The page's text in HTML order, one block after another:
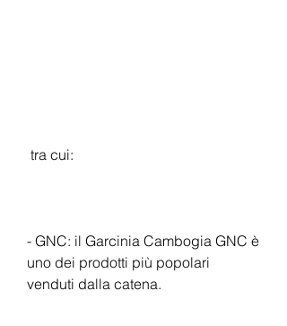
tra cui:
- GNC: il Garcinia Cambogia GNC è
uno dei prodotti più popolari
venduti dalla catena.